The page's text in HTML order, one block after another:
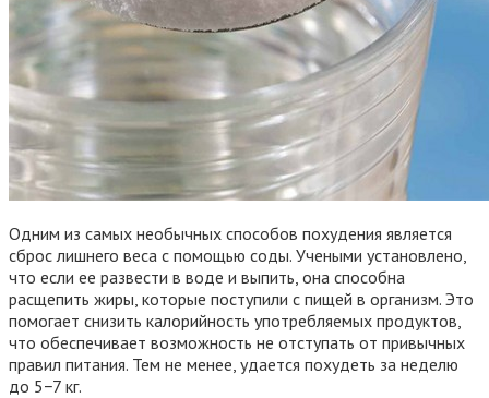
Одним из самых необычных способов похудения является
сброс лишнего веса с помощью соды. Учеными установлено,
что если ее развести в воде и выпить, она способна
расщепить жиры, которые поступили с пищей в организм. Это
помогает снизить калорийность употребляемых продуктов,
что обеспечивает возможность не отступать от привычных
правил питания. Тем не менее, удается похудеть за неделю
до 5−7 кг.